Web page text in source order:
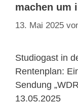
machen um
13. Mai 2025
Studiogast in
Rentenplan:
Sendung
13.05.2025